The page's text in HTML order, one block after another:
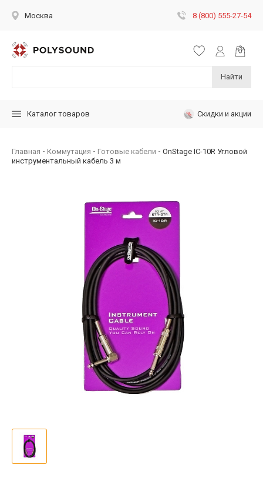
Москва 8 (800) 555-27-54
Найти
Каталог товаров Скидки и акции
Главная Коммутация Готовые кабели
OnStage IC-10R Угловой
инструментальный кабель 3 м